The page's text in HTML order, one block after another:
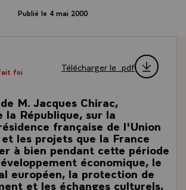
Publié le 4 mai 2000
foi
Télécharger le .pdf
M. Jacques Chirac,
la République, sur la
française de l'Union
les projets que la France
à bien pendant cette période
économique, le
européen, la protection de
et les échanges culturels,